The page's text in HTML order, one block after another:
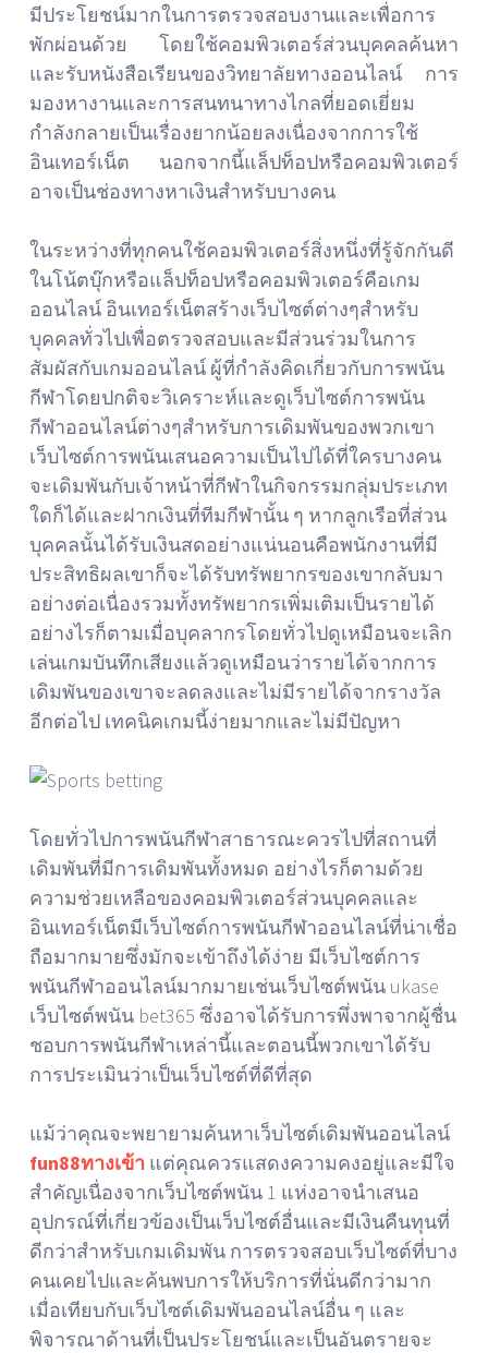
มีประโยชน์มากในการตรวจสอบงานและเพื่อการ
พักผ่อนด้วย โดยใช้คอมพิวเตอร์ส่วนบุคคลค้นหา
และรับหนังสือเรียนของวิทยาลัยทางออนไลน์ การ
มองหางานและการสนทนาทางไกลที่ยอดเยี่ยม
กำลังกลายเป็นเรื่องยากน้อยลงเนื่องจากการใช้
อินเทอร์เน็ต นอกจากนี้แล็ปท็อปหรือคอมพิวเตอร์
อาจเป็นช่องทางหาเงินสำหรับบางคน
ในระหว่างที่ทุกคนใช้คอมพิวเตอร์สิ่งหนึ่งที่รู้จักกันดี
ในโน้ตบุ๊กหรือแล็ปท็อปหรือคอมพิวเตอร์คือเกม
ออนไลน์ อินเทอร์เน็ตสร้างเว็บไซต์ต่างๆสำหรับ
บุคคลทั่วไปเพื่อตรวจสอบและมีส่วนร่วมในการ
สัมผัสกับเกมออนไลน์ ผู้ที่กำลังคิดเกี่ยวกับการพนัน
กีฬาโดยปกติจะวิเคราะห์และดูเว็บไซต์การพนัน
กีฬาออนไลน์ต่างๆสำหรับการเดิมพันของพวกเขา
เว็บไซต์การพนันเสนอความเป็นไปได้ที่ใครบางคน
จะเดิมพันกับเจ้าหน้าที่กีฬาในกิจกรรมกลุ่มประเภท
ใดก็ได้และฝากเงินที่ทีมกีฬานั้น ๆ หากลูกเรือที่ส่วน
บุคคลนั้นได้รับเงินสดอย่างแน่นอนคือพนักงานที่มี
ประสิทธิผลเขาก็จะได้รับทรัพยากรของเขากลับมา
อย่างต่อเนื่องรวมทั้งทรัพยากรเพิ่มเติมเป็นรายได้
อย่างไรก็ตามเมื่อบุคลากรโดยทั่วไปดูเหมือนจะเลิก
เล่นเกมบันทึกเสียงแล้วดูเหมือนว่ารายได้จากการ
เดิมพันของเขาจะลดลงและไม่มีรายได้จากรางวัล
อีกต่อไป เทคนิคเกมนี้ง่ายมากและไม่มีปัญหา
โดยทั่วไปการพนันกีฬาสาธารณะควรไปที่สถานที่
เดิมพันที่มีการเดิมพันทั้งหมด อย่างไรก็ตามด้วย
ความช่วยเหลือของคอมพิวเตอร์ส่วนบุคคลและ
อินเทอร์เน็ตมีเว็บไซต์การพนันกีฬาออนไลน์ที่น่าเชื่อ
ถือมากมายซึ่งมักจะเข้าถึงได้ง่าย มีเว็บไซต์การ
พนันกีฬาออนไลน์มากมายเช่นเว็บไซต์พนัน ukase
เว็บไซต์พนัน bet365 ซึ่งอาจได้รับการพึ่งพาจากผู้ชื่น
ชอบการพนันกีฬาเหล่านี้และตอนนี้พวกเขาได้รับ
การประเมินว่าเป็นเว็บไซต์ที่ดีที่สุด
แม้ว่าคุณจะพยายามค้นหาเว็บไซต์เดิมพันออนไลน์
fun88ทางเข้า แต่คุณควรแสดงความคงอยู่และมีใจ
สำคัญเนื่องจากเว็บไซต์พนัน 1 แห่งอาจนำเสนอ
อุปกรณ์ที่เกี่ยวข้องเป็นเว็บไซต์อื่นและมีเงินคืนทุนที่
ดีกว่าสำหรับเกมเดิมพัน การตรวจสอบเว็บไซต์ที่บาง
คนเคยไปและค้นพบการให้บริการที่นั่นดีกว่ามาก
เมื่อเทียบกับเว็บไซต์เดิมพันออนไลน์อื่น ๆ และ
พิจารณาด้านที่เป็นประโยชน์และเป็นอันตรายจะ